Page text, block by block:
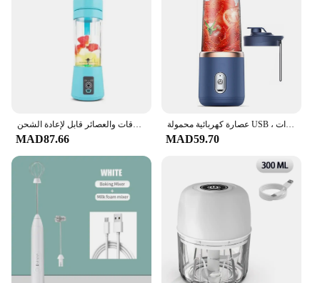
خلاط صغير محمول للمخفوقات والعصائر قابل لإعادة الشحن USB 380 مللي كوب لصنع العصائر الفاكهة للسفر خلاط فواكه يدوي كوب عصير
MAD87.66
عصارة كهربائية محمولة USB ، خلاط عصير ، فطيرة ثلج مع كوب شرب ، عصارة أوتوماتيكية صغيرة ، 6 شفرات
MAD59.70